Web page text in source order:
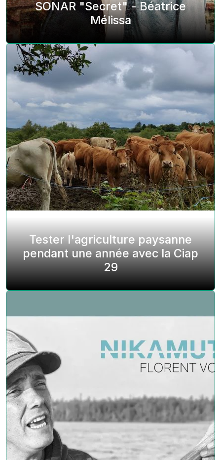
SONAR "Secret" - Béatrice
Mélissa
Tester l'agriculture paysanne
pendant une année avec la Ciap
29